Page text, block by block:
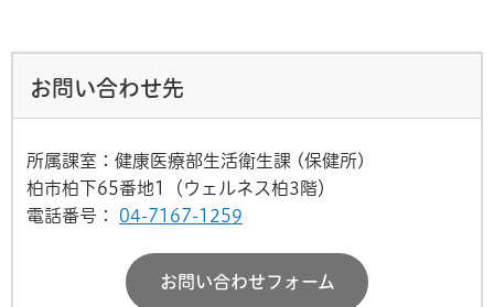
お問い合わせ先
所属課室：健康医療部生活衛生課 (保健所)
柏市柏下65番地1（ウェルネス柏3階）
電話番号：
04-7167-1259
お問い合わせフォーム